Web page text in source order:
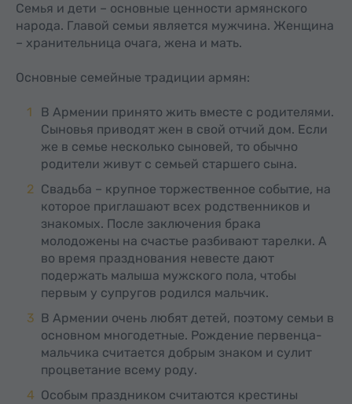
Семья и дети – основные ценности армянского
народа. Главой семьи является мужчина. Женщина
– хранительница очага, жена и мать.
Основные семейные традиции армян:
В Армении принято жить вместе с родителями.
Сыновья приводят жен в свой отчий дом. Если
же в семье несколько сыновей, то обычно
родители живут с семьей старшего сына.
Свадьба – крупное торжественное событие, на
которое приглашают всех родственников и
знакомых. После заключения брака
молодожены на счастье разбивают тарелки. А
во время празднования невесте дают
подержать малыша мужского пола, чтобы
первым у супругов родился мальчик.
В Армении очень любят детей, поэтому семьи в
основном многодетные. Рождение первенца-
мальчика считается добрым знаком и сулит
процветание всему роду.
Особым праздником считаются крестины